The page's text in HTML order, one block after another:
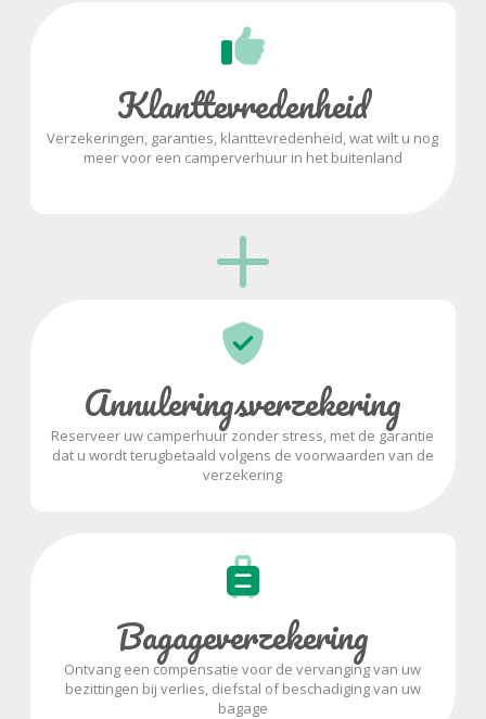
Klanttevredenheid
Verzekeringen, garanties, klanttevredenheid, wat wilt u nog
meer voor een camperverhuur in het buitenland
Annuleringsverzekering
Reserveer uw camperhuur zonder stress, met de garantie
dat u wordt terugbetaald volgens de voorwaarden van de
verzekering
Bagageverzekering
Ontvang een compensatie voor de vervanging van uw
bezittingen bij verlies, diefstal of beschadiging van uw
bagage